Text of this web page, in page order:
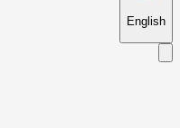
English